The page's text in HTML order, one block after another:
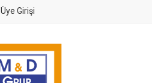
Üye Girişi